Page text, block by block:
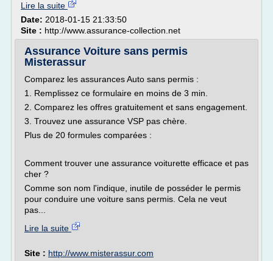
Lire la suite
Date: 2018-01-15 21:33:50
Site : http://www.assurance-collection.net
Assurance Voiture sans permis
Misterassur
Comparez les assurances Auto sans permis :
1. Remplissez ce formulaire en moins de 3 min.
2. Comparez les offres gratuitement et sans engagement.
3. Trouvez une assurance VSP pas chère.
Plus de 20 formules comparées :
Comment trouver une assurance voiturette efficace et pas
cher ?
Comme son nom l'indique, inutile de posséder le permis
pour conduire une voiture sans permis. Cela ne veut
pas...
Lire la suite
Site : http://www.misterassur.com